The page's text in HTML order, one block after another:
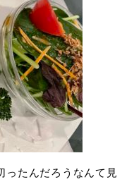
ったんだろうなんて見